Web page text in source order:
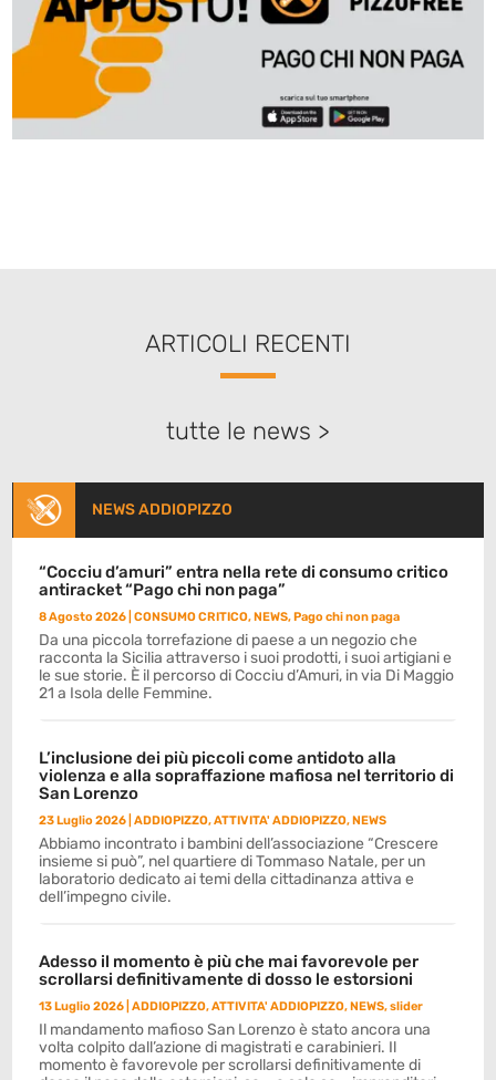
ARTICOLI RECENTI
tutte le news >
NEWS ADDIOPIZZO
“Cocciu d’amuri” entra nella rete di consumo critico
antiracket “Pago chi non paga”
8 Agosto 2026 |CONSUMO CRITICO,NEWS,Pago chi non paga
Da una piccola torrefazione di paese a un negozio che
racconta la Sicilia attraverso i suoi prodotti, i suoi artigiani e
le sue storie. È il percorso di Cocciu d’Amuri, in via Di Maggio
21 a Isola delle Femmine.
L’inclusione dei più piccoli come antidoto alla
violenza e alla sopraffazione mafiosa nel territorio di
San Lorenzo
23 Luglio 2026 |ADDIOPIZZO,ATTIVITA' ADDIOPIZZO,NEWS
Abbiamo incontrato i bambini dell’associazione “Crescere
insieme si può”, nel quartiere di Tommaso Natale, per un
laboratorio dedicato ai temi della cittadinanza attiva e
dell’impegno civile.
Adesso il momento è più che mai favorevole per
scrollarsi definitivamente di dosso le estorsioni
13 Luglio 2026 |ADDIOPIZZO,ATTIVITA' ADDIOPIZZO,NEWS,slider
Il mandamento mafioso San Lorenzo è stato ancora una
volta colpito dall’azione di magistrati e carabinieri. Il
momento è favorevole per scrollarsi definitivamente di